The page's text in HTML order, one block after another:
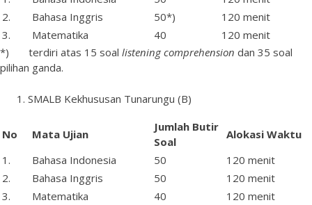
2.
Bahasa Inggris 50*)
120 menit
3.
Matematika 40
120 menit
*) terdiri atas 15 soal listening comprehension dan 35 soal
pilihan ganda.
SMALB Kekhususan Tunarungu (B)
No Mata Ujian
Jumlah Butir
Soal
Alokasi Waktu
1.
Bahasa Indonesia 50
120 menit
2.
Bahasa Inggris 50
120 menit
3.
Matematika 40
120 menit